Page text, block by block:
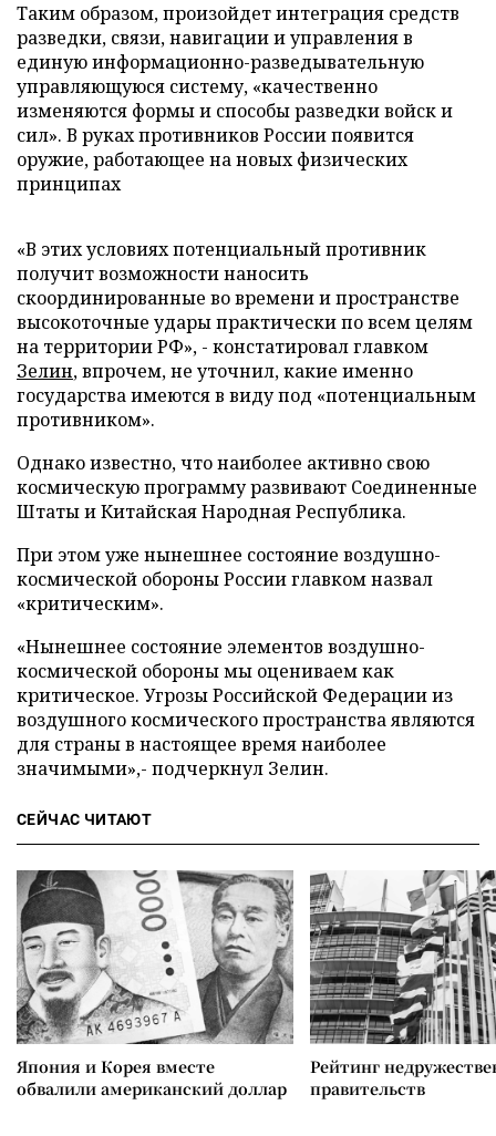
Таким образом, произойдет интеграция средств
разведки, связи, навигации и управления в
единую информационно-разведывательную
управляющуюся систему, «качественно
изменяются формы и способы разведки войск и
сил». В руках противников России появится
оружие, работающее на новых физических
принципах
«В этих условиях потенциальный противник
получит возможности наносить
скоординированные во времени и пространстве
высокоточные удары практически по всем целям
на территории РФ», - констатировал главком
Зелин, впрочем, не уточнил, какие именно
государства имеются в виду под «потенциальным
противником».
Однако известно, что наиболее активно свою
космическую программу развивают Соединенные
Штаты и Китайская Народная Республика.
При этом уже нынешнее состояние воздушно-
космической обороны России главком назвал
«критическим».
«Нынешнее состояние элементов воздушно-
космической обороны мы оцениваем как
критическое. Угрозы Российской Федерации из
воздушного космического пространства являются
для страны в настоящее время наиболее
значимыми»,- подчеркнул Зелин.
СЕЙЧАС ЧИТАЮТ
Япония и Корея вместе
обвалили американский доллар
Рейтинг
правительств